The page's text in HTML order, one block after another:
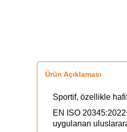
Ürün Açıklaması
Sportif, özellikle
EN ISO
uygulanan